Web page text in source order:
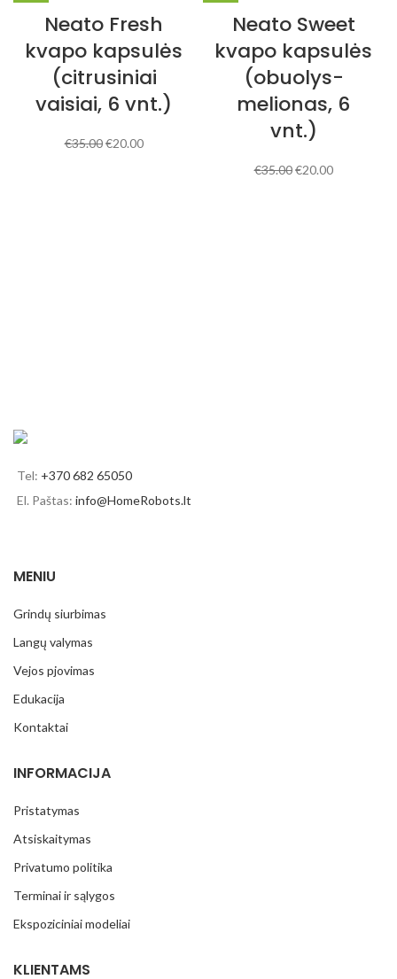
-43%
NAUJANeato Fresh
kvapo kapsulės
(citrusiniai
vaisiai, 6 vnt.)
€35.00 €20.00
-43%
NAUJANeato Sweet
kvapo kapsulės
(obuolys-
melionas, 6
vnt.)
€35.00 €20.00
Tel: +370 682 65050
El. Paštas: info@HomeRobots.lt
MENIU
Grindų siurbimas
Langų valymas
Vejos pjovimas
Edukacija
Kontaktai
INFORMACIJA
Pristatymas
Atsiskaitymas
Privatumo politika
Terminai ir sąlygos
Ekspoziciniai modeliai
KLIENTAMS